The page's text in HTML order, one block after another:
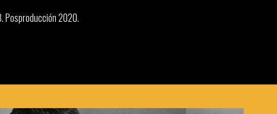
Posproducción 2020.